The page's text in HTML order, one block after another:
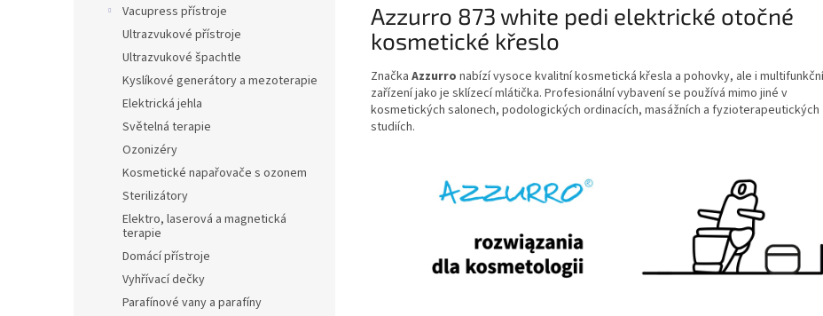
Vacupress přístroje
Ultrazvukové přístroje
Ultrazvukové špachtle
Kyslíkové generátory a mezoterapie
Elektrická jehla
Světelná terapie
Ozonizéry
Kosmetické napařovače s ozonem
Sterilizátory
Elektro, laserová a magnetická
terapie
Domácí přístroje
Vyhřívací dečky
Parafínové vany a parafíny
Azzurro 873 white pedi elektrické otočné
kosmetické křeslo
Značka Azzurro nabízí vysoce kvalitní kosmetická křesla a pohovky, ale i multifunkční
zařízení jako je sklízecí mlátička. Profesionální vybavení se používá mimo jiné v
kosmetických salonech, podologických ordinacích, masážních a fyzioterapeutických
studiích.